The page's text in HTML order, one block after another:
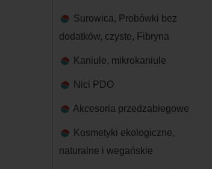
Surowica, Probówki bez
dodatków, czyste, Fibryna
Kaniule, mikrokaniule
Nici PDO
Akcesoria przedzabiegowe
Kosmetyki ekologiczne,
naturalne i wegańskie